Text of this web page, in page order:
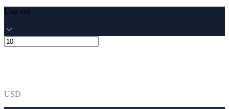
Una vez
USD